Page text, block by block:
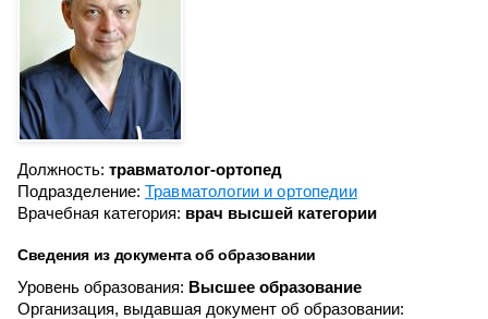
Должность: травматолог-ортопед
Подразделение: Травматологии и ортопедии
Врачебная категория: врач высшей категории
Сведения из документа об образовании
Уровень образования: Высшее образование
Организация, выдавшая документ об образовании: